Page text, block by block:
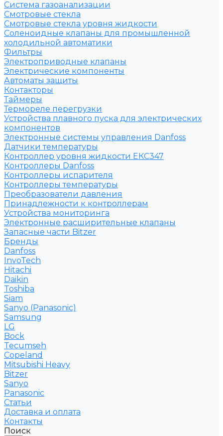
Система газоанализации
Смотровые стекла
Смотровые стекла уровня жидкости
Соленоидные клапаны для промышленной
холодильной автоматики
Фильтры
Электроприводные клапаны
Электрические компоненты
Автоматы защиты
Контакторы
Таймеры
Термореле перегрузки
Устройства плавного пуска для электрических
компонентов
Электронные системы управления Danfoss
Датчики температуры
Контроллер уровня жидкости ЕКС347
Контроллеры Danfoss
Контроллеры испарителя
Контроллеры температуры
Преобразователи давления
Принадлежности к контроллерам
Устройства мониторинга
Электронные расширительные клапаны
Запасные части Bitzer
Бренды
Danfoss
InvoTech
Hitachi
Daikin
Toshiba
Siam
Sanyo (Panasonic)
Samsung
LG
Bock
Tecumseh
Copeland
Mitsubishi Heavy
Bitzer
Sanyo
Рanasonic
Статьи
Доставка и оплата
Контакты
Поиск